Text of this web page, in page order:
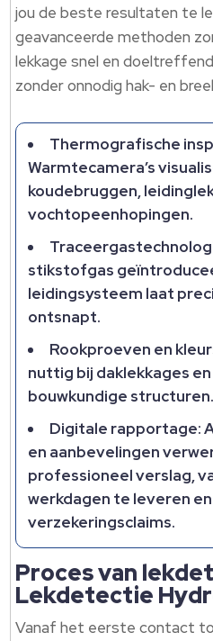
jou de beste resultaten te
geavanceerde methoden
lekkage snel en
zonder onnodig hak- en
Thermografische
Warmtecamera’s
koudebruggen,
vochtopeenhopingen.
stikstofgas
leidingsysteem laat
ontsnapt.
Rookproeven en
nuttig bij daklekkages
bouwkundige structuren.
Digitale rapportage:
en aanbevelingen
professioneel verslag,
werkdagen te leveren
verzekeringsclaims.
Proces van
Lekdetectie
Vanaf het eerste contact